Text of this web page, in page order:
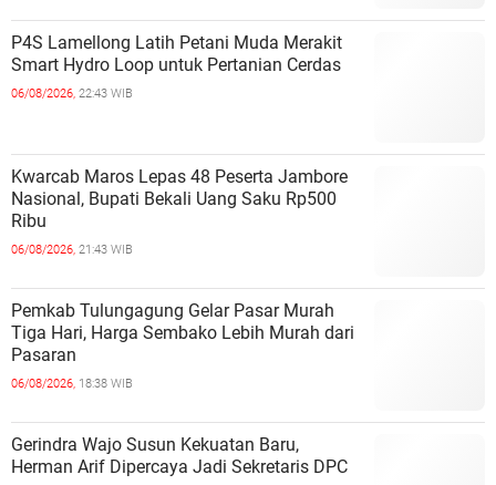
P4S Lamellong Latih Petani Muda Merakit
Smart Hydro Loop untuk Pertanian Cerdas
06/08/2026, 22:43 WIB
Kwarcab Maros Lepas 48 Peserta Jambore
Nasional, Bupati Bekali Uang Saku Rp500
Ribu
06/08/2026, 21:43 WIB
Pemkab Tulungagung Gelar Pasar Murah
Tiga Hari, Harga Sembako Lebih Murah dari
Pasaran
06/08/2026, 18:38 WIB
Gerindra Wajo Susun Kekuatan Baru,
Herman Arif Dipercaya Jadi Sekretaris DPC